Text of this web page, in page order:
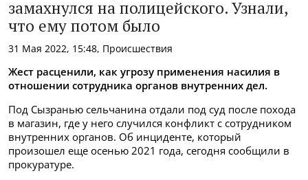
замахнулся на полицейского. Узнали,
что ему потом было
31 Мая 2022, 15:48, Происшествия
Жест расценили, как угрозу применения насилия в
отношении сотрудника органов внутренних дел.
Под Сызранью сельчанина отдали под суд после похода
в магазин, где у него случился конфликт с сотрудником
внутренних органов. Об инциденте, который
произошел еще осенью 2021 года, сегодня сообщили в
прокуратуре.